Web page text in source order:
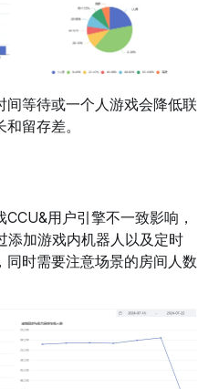
等待或一个人游戏会降低联
留存差。
用户引擎不一致影响，
添加游戏内机器人以及定时
时需要注意场景的房间人数